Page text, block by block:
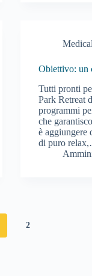
Obiettivo: un
Tutti pronti
Park Retreat
programmi
che
è aggiungere
di puro
2